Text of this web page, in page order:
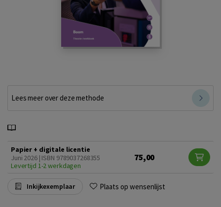
Lees meer over deze methode
Papier + digitale licentie
Juni 2026 | ISBN 9789037268355
Levertijd 1-2 werkdagen
75,00
Inkijkexemplaar Plaats op wensenlijst